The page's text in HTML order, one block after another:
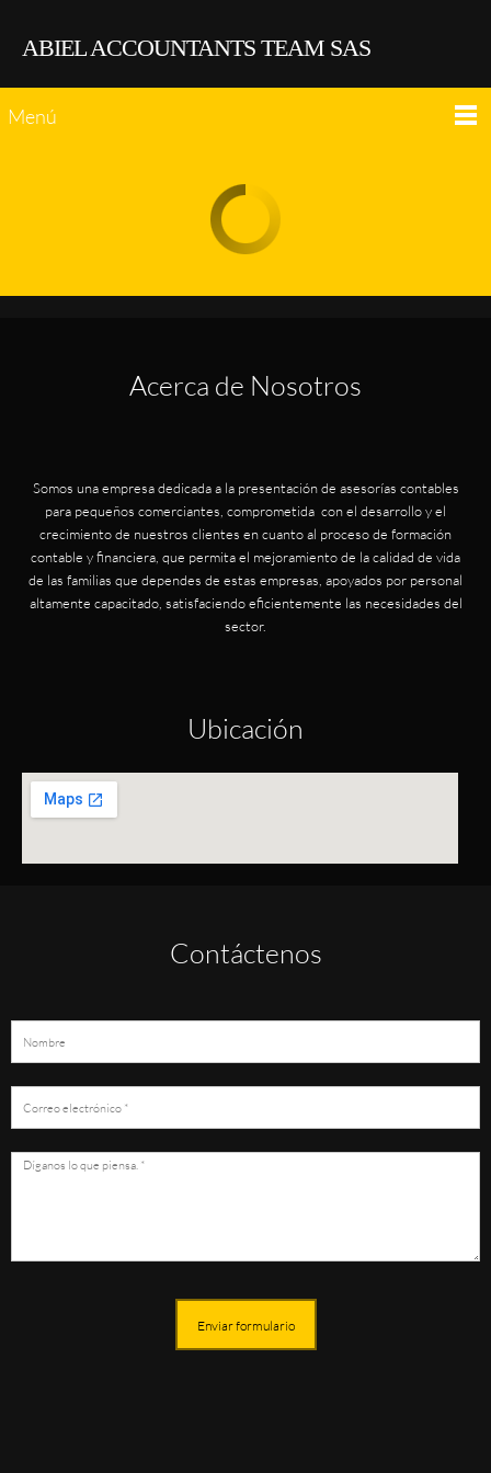
ABIEL ACCOUNTANTS TEAM SAS
Menú
Acerca de Nosotros
Somos una empresa dedicada a la presentación de asesorías contables
para pequeños comerciantes, comprometida con el desarrollo y el
crecimiento de nuestros clientes en cuanto al proceso de formación
contable y financiera, que permita el mejoramiento de la calidad de vida
de las familias que dependes de estas empresas, apoyados por personal
altamente capacitado, satisfaciendo eficientemente las necesidades del
sector.
Ubicación
Contáctenos
Enviar formulario